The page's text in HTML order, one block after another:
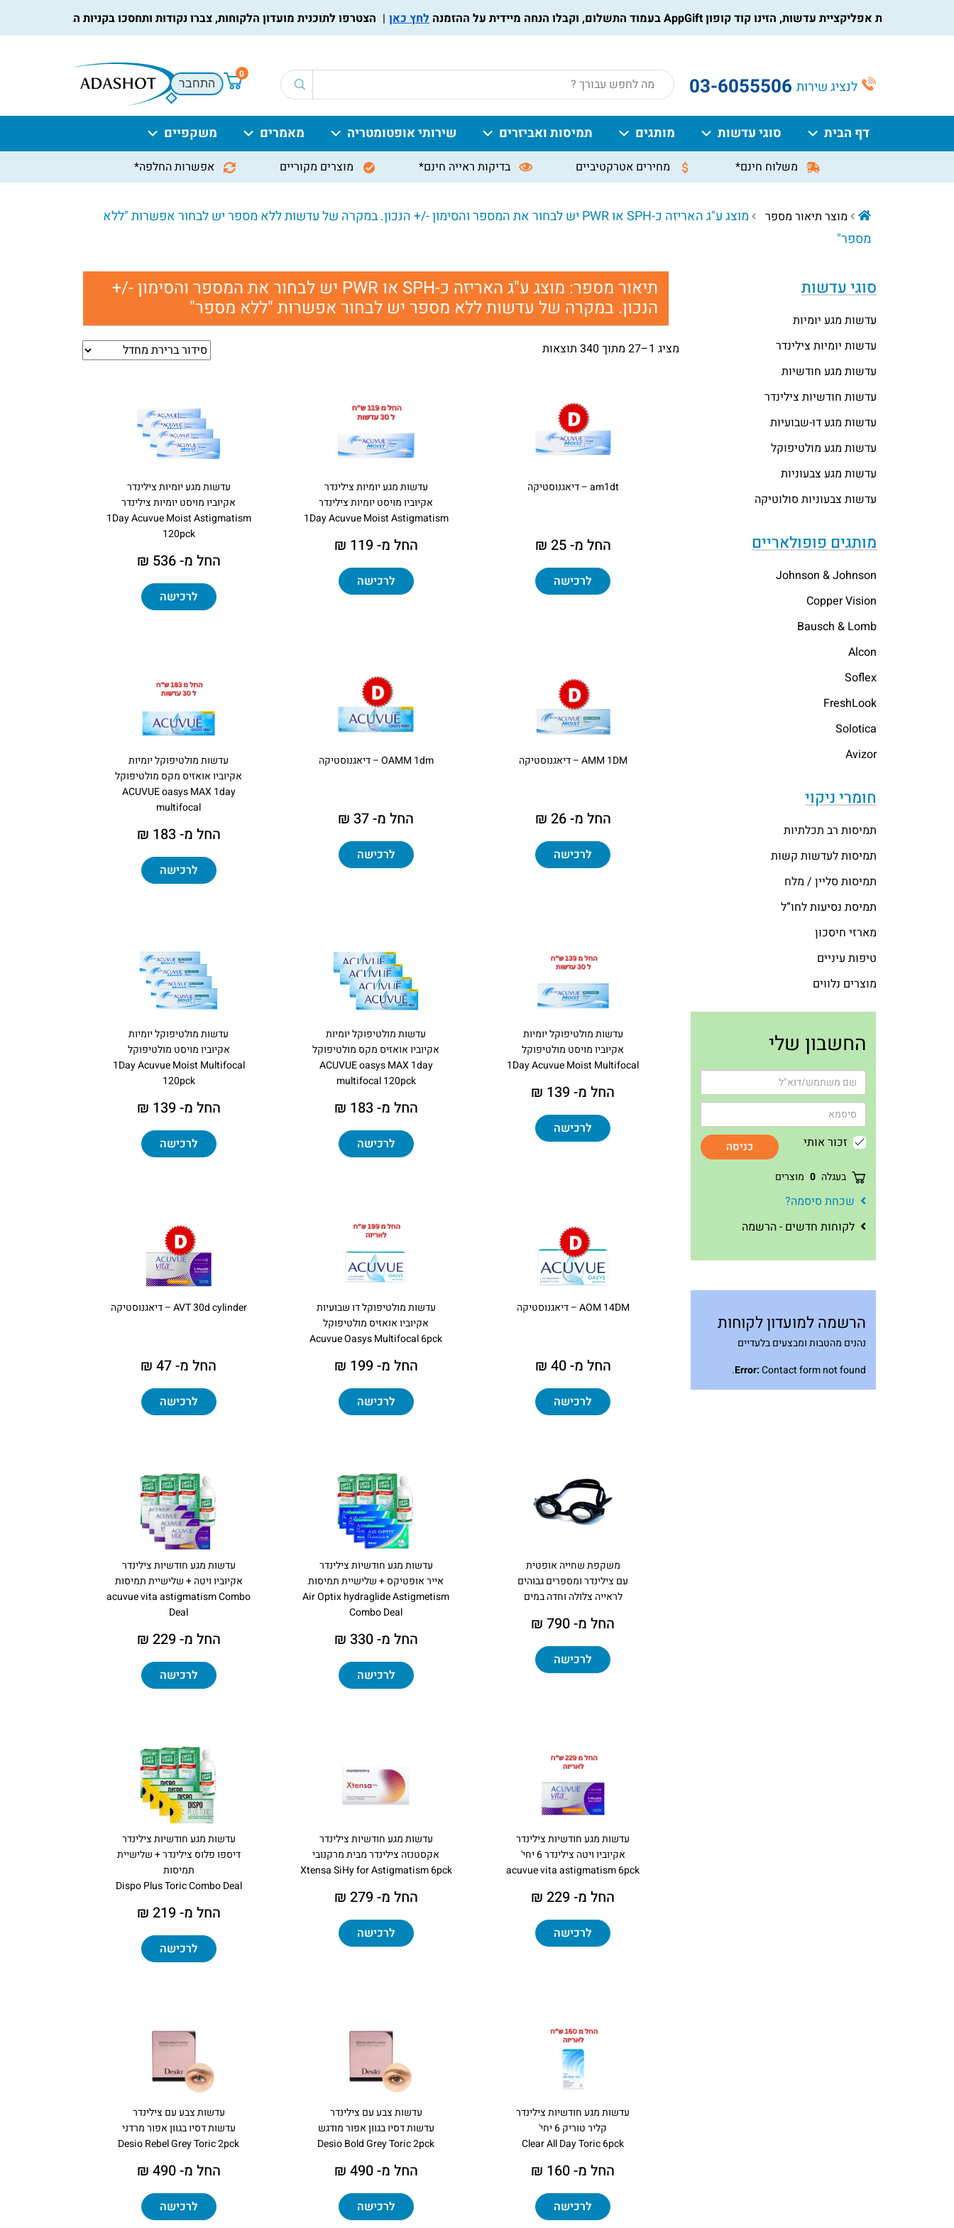
הורידו את אפליקציית עדשות, הזינו קוד קופון AppGift בעמוד התשלום, וקבלו הנחה מיידית על ההזמנה לחץ כאן הצטרפו לתוכנית מועדון הלקוחות, צברו נקודות ותחסכו בקניות הבאות, למידע נוסף
לנציג שירות 03-6055506
Products
search
0
התחבר
דף הבית סוגי עדשות מותגים תמיסות ואביזרים שירותי אופטומטריה מאמרים משקפיים
משלוח חינם* מחירים אטרקטיביים בדיקות ראייה חינם* מוצרים מקוריים אפשרות החלפה*
מוצר תיאור מספר
מוצג ע"ג האריזה כ-SPH או PWR יש לבחור את המספר והסימון -/+ הנכון. במקרה של עדשות ללא מספר יש לבחור אפשרות "ללא
מספר"
סוגי עדשות
עדשות מגע יומיות
עדשות יומיות צילינדר
עדשות מגע חודשיות
עדשות חודשיות צילינדר
עדשות מגע דו-שבועיות
עדשות מגע מולטיפוקל
עדשות מגע צבעוניות
עדשות צבעוניות סולוטיקה
מותגים פופולאריים
Johnson & Johnson
Copper Vision
Bausch & Lomb
Alcon
Soflex
FreshLook
Solotica
Avizor
חומרי ניקוי
תמיסות רב תכלתיות
תמיסות לעדשות קשות
תמיסות סליין / מלח
תמיסת נסיעות לחו”ל
מארזי חיסכון
טיפות עיניים
מוצרים נלווים
החשבון שלי
זכור אותי כניסה
בעגלה 0 מוצרים
שכחת סיסמה?
לקוחות חדשים - הרשמה
הרשמה למועדון לקוחות
נהנים מהטבות ומבצעים בלעדיים
Error:Contact form not found.
תיאור מספר:
מוצג ע"ג האריזה כ-SPH או PWR יש לבחור את המספר והסימון -/+
הנכון. במקרה של עדשות ללא מספר יש לבחור אפשרות "ללא מספר"
מציג 1–27 מתוך 340 תוצאות
am1dt – דיאגנוסטיקה
החל מ- 25 ₪
לרכישה
עדשות מגע יומיות צילינדר
אקיוביו מויסט יומיות צילינדר
1Day Acuvue Moist Astigmatism
החל מ- 119 ₪
לרכישה
עדשות מגע יומיות צילינדר
אקיוביו מויסט יומיות צילינדר
1Day Acuvue Moist Astigmatism
120pck
החל מ- 536 ₪
לרכישה
AMM 1DM – דיאגנוסטיקה
החל מ- 26 ₪
לרכישה
OAMM 1dm – דיאגנוסטיקה
החל מ- 37 ₪
לרכישה
עדשות מולטיפוקל יומיות
אקיוביו אואזיס מקס מולטיפוקל
ACUVUE oasys MAX 1day
multifocal
החל מ- 183 ₪
לרכישה
עדשות מולטיפוקל יומיות
אקיוביו מויסט מולטיפוקל
1Day Acuvue Moist Multifocal
החל מ- 139 ₪
לרכישה
עדשות מולטיפוקל יומיות
אקיוביו אואזיס מקס מולטיפוקל
ACUVUE oasys MAX 1day
multifocal 120pck
החל מ- 183 ₪
לרכישה
עדשות מולטיפוקל יומיות
אקיוביו מויסט מולטיפוקל
1Day Acuvue Moist Multifocal
120pck
החל מ- 139 ₪
לרכישה
AOM 14DM – דיאגנוסטיקה
החל מ- 40 ₪
לרכישה
עדשות מולטיפוקל דו שבועיות
אקיוביו אואזיס מולטיפוקל
Acuvue Oasys Multifocal 6pck
החל מ- 199 ₪
לרכישה
AVT 30d cylinder – דיאגנוסטיקה
החל מ- 47 ₪
לרכישה
משקפת שחייה אופטית
עם צילינדר ומספרים גבוהים
לראייה צלולה וחדה במים
החל מ- 790 ₪
לרכישה
עדשות מגע חודשיות צילינדר
אייר אופטיקס + שלישיית תמיסות
Air Optix hydraglide Astigmetism
Combo Deal
החל מ- 330 ₪
לרכישה
עדשות מגע חודשיות צילינדר
אקיוביו ויטה + שלישיית תמיסות
acuvue vita astigmatism Combo
Deal
החל מ- 229 ₪
לרכישה
עדשות מגע חודשיות צילינדר
אקיוביו ויטה צילינדר 6 יחי'
acuvue vita astigmatism 6pck
החל מ- 229 ₪
לרכישה
עדשות מגע חודשיות צילינדר
אקסטנזה צילינדר מבית מרקנובי
​Xtensa SiHy for Astigmatism 6pck
החל מ- 279 ₪
לרכישה
עדשות מגע חודשיות צילינדר
דיספו פלוס צילינדר + שלישיית
תמיסות
Dispo Plus Toric Combo Deal
החל מ- 219 ₪
לרכישה
עדשות מגע חודשיות צילינדר
קליר טוריק 6 יחי'
Clear All Day Toric 6pck
החל מ- 160 ₪
לרכישה
עדשות צבע עם צילינדר
עדשות דסיו בגוון אפור מודגש
Desio Bold Grey Toric 2pck
החל מ- 490 ₪
לרכישה
עדשות צבע עם צילינדר
עדשות דסיו בגוון אפור מרדני
Desio Rebel Grey Toric 2pck
החל מ- 490 ₪
לרכישה